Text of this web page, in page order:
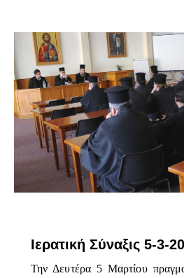
Ιερατική Σύναξις 5-3-
Την Δευτέρα 5 Μαρτίου